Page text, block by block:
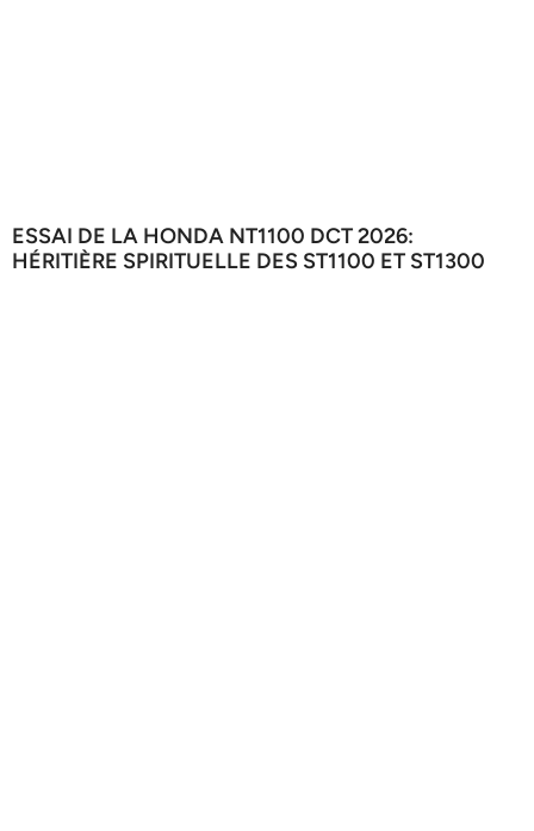
ESSAI DE LA HONDA NT1100 DCT 2026:
HÉRITIÈRE SPIRITUELLE DES ST1100 ET ST1300